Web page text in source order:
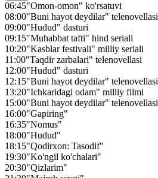
06:45"Omon-omon" ko'rsatuvi
08:00"Buni hayot deydilar" telenovellasi
09:00"Hudud" dasturi
09:15"Muhabbat tafti" hind seriali
10:20"Kasblar festivali" milliy seriali
11:00"Taqdir zarbalari" telenovellasi
12:00"Hudud" dasturi
12:15"Buni hayot deydilar" telenovellasi
13:20"Ichkaridagi odam" milliy filmi
15:00"Buni hayot deydilar" telenovellasi
16:00"Gapiring"
16:35"Nomus"
18:00"Hudud"
18:15"Qodirxon: Tasodif"
19:30"Ko'ngil ko'chalari"
20:30"Qizlarim"